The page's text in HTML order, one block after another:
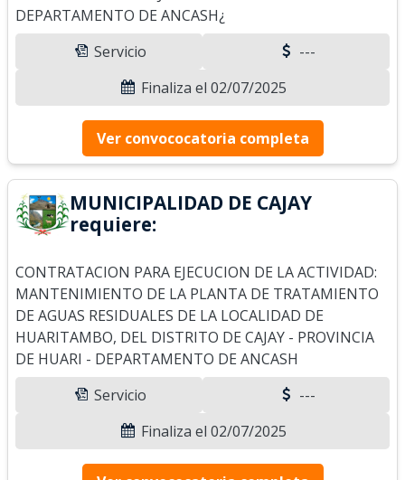
DEPARTAMENTO DE ANCASH¿
Servicio
---
Finaliza el 02/07/2025
Ver convococatoria completa
MUNICIPALIDAD DE CAJAY
requiere:
CONTRATACION PARA EJECUCION DE LA ACTIVIDAD:
MANTENIMIENTO DE LA PLANTA DE TRATAMIENTO
DE AGUAS RESIDUALES DE LA LOCALIDAD DE
HUARITAMBO, DEL DISTRITO DE CAJAY - PROVINCIA
DE HUARI - DEPARTAMENTO DE ANCASH
Servicio
---
Finaliza el 02/07/2025